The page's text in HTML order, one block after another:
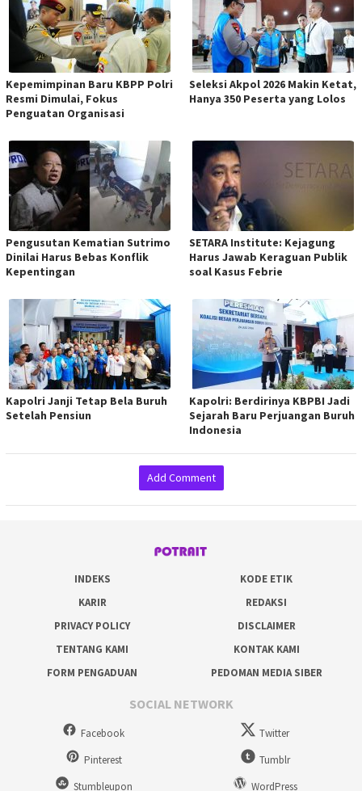
Kepemimpinan Baru KBPP Polri
Resmi Dimulai, Fokus
Penguatan Organisasi
Seleksi Akpol 2026 Makin Ketat,
Hanya 350 Peserta yang Lolos
Pengusutan Kematian Sutrimo
Dinilai Harus Bebas Konflik
Kepentingan
SETARA Institute: Kejagung
Harus Jawab Keraguan Publik
soal Kasus Febrie
Kapolri Janji Tetap Bela Buruh
Setelah Pensiun
Kapolri: Berdirinya KBPBI Jadi
Sejarah Baru Perjuangan Buruh
Indonesia
Add Comment
INDEKS
KODE ETIK
KARIR
REDAKSI
PRIVACY POLICY
DISCLAIMER
TENTANG KAMI
KONTAK KAMI
FORM PENGADUAN
PEDOMAN MEDIA SIBER
SOCIAL NETWORK
Facebook
Twitter
Pinterest
Tumblr
Stumbleupon
WordPress